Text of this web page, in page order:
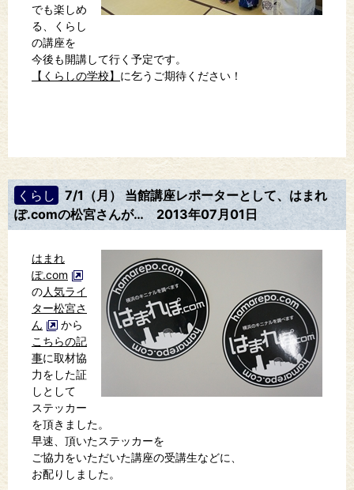
でも楽しめ
る、くらし
の講座を
今後も開講して行く予定です。
【くらしの学校】 に乞うご期待ください！
くらし
7/1（月） 当館講座レポーターとして、はまれ
ぽ.comの松宮さんが…
2013年07月01日
はまれ
ぽ.com
の人気ライ
ター松宮さ
ん
から
こちらの記
事に取材協
力をした証
しとして
ステッカー
を頂きました。
早速、頂いたステッカーを
ご協力をいただいた講座の受講生などに、
お配りしました。